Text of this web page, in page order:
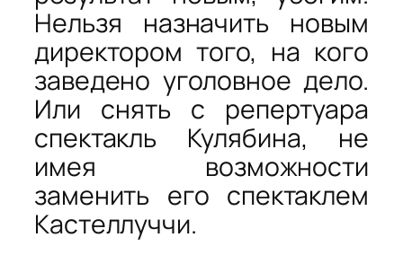
Нельзя назначить новым
директором того, на кого
заведено уголовное дело.
Или снять с репертуара
спектакль Кулябина, не
имея возможности
заменить его спектаклем
Кастеллуччи.